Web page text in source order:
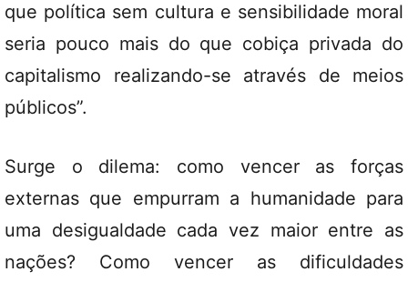
que política sem cultura e sensibilidade moral
seria pouco mais do que cobiça privada do
capitalismo realizando-se através de meios
públicos”.
Surge o dilema: como vencer as forças
externas que empurram a humanidade para
uma desigualdade cada vez maior entre as
nações? Como vencer as dificuldades